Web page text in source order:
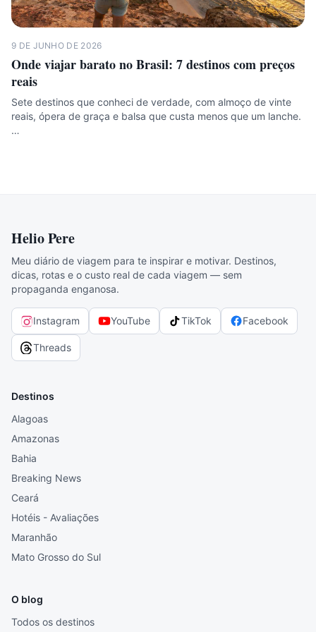
9 DE JUNHO DE 2026
Onde viajar barato no Brasil: 7 destinos com preços
reais
Sete destinos que conheci de verdade, com almoço de vinte
reais, ópera de graça e balsa que custa menos que um lanche.
…
Helio Pere
Meu diário de viagem para te inspirar e motivar. Destinos,
dicas, rotas e o custo real de cada viagem — sem
propaganda enganosa.
Instagram YouTube TikTok Facebook
Threads
Destinos
Alagoas
Amazonas
Bahia
Breaking News
Ceará
Hotéis - Avaliações
Maranhão
Mato Grosso do Sul
O blog
Todos os destinos